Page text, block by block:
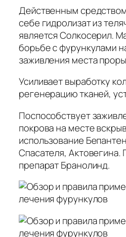
Действенным
себе гидролизат из
является Солкосерил.
борьбе с фурункулами
заживления места
Усиливает выработку
регенерацию тканей,
Поспособствует
покрова на месте
использование
Спасателя,
препарат Бранолинд.